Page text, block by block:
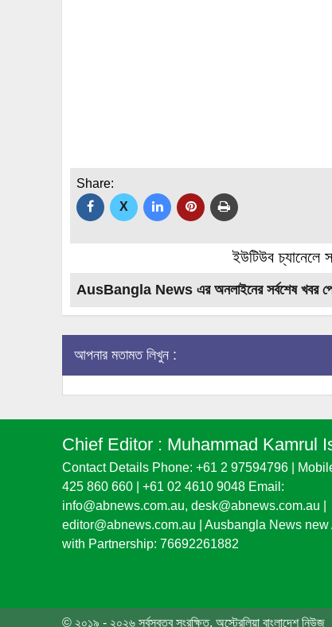
Share:
X
ইউটিউব চ্যানেলে
AusBangla News এর অনলাইনের সর্বশেষ খবর
আপনার মতামত লিখুন :
Chief Editor : Muhammad Kamrul
Contact Details Phone: +61 2 97594796 |
425 860 660 | +61 02 4610 9048 Email:
info@abnews.com.au, desk@abnews.com.au |
editor@abnews.com.au | Ausbangla News new
with Partnership: 76692261882
© ২০১৯ - ২০২৬ সর্বস্বত্ব সংরক্ষিত, অস্ট্রেলিয়া বাংলাদেশ নিউজ